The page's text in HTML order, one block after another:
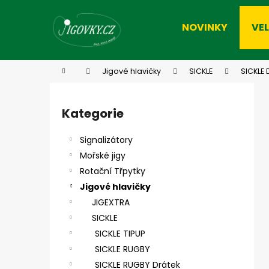
NOVINKY
Domů Jigové hlavičky SICKLE
Přeskočit
kategorie
Kategorie
Signalizátory
Mořské jigy
Rotační Třpytky
Jigové hlavičky
JIGEXTRA
SICKLE
SICKLE TIPUP
SICKLE RUGBY
SICKLE RUGBY Drátek
Zpět
Zpět